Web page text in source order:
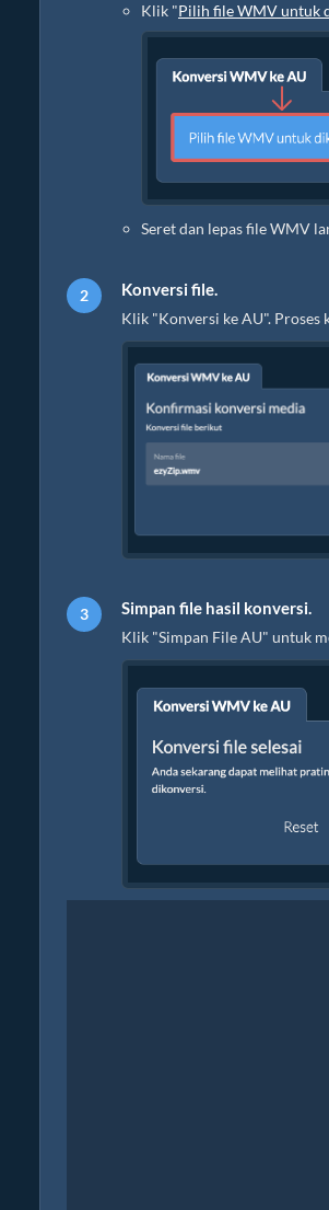
Klik "Pilih file WMV untuk
Seret dan lepas file WMV
Konversi file.
Klik "Konversi ke AU".
Simpan file hasil konversi.
Klik "Simpan File AU" untuk